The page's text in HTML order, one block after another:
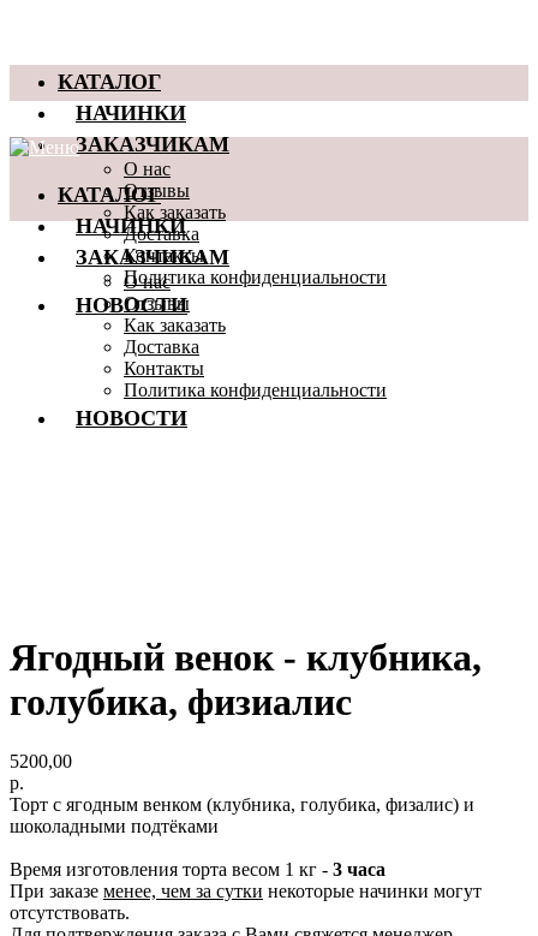
КАТАЛОГ
НАЧИНКИ
ЗАКАЗЧИКАМ
О нас
Отзывы
Как заказать
Доставка
Контакты
Политика конфиденциальности
НОВОСТИ
КАТАЛОГ
НАЧИНКИ
ЗАКАЗЧИКАМ
О нас
Отзывы
Как заказать
Доставка
Контакты
Политика конфиденциальности
НОВОСТИ
Ягодный венок - клубника,
голубика, физиалис
5200,00
р.
Торт с ягодным венком (клубника, голубика, физалис) и
шоколадными подтёками
Время изготовления торта весом 1 кг - 3 часа
При заказе менее, чем за сутки некоторые начинки могут
отсутствовать.